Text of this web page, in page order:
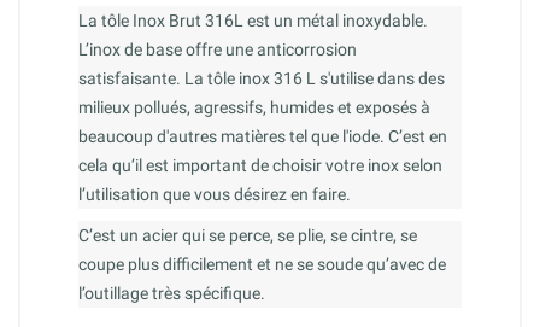
La tôle Inox Brut 316L est un métal inoxydable.
L’inox de base offre une anticorrosion
satisfaisante. La tôle inox 316 L s'utilise dans des
milieux pollués, agressifs, humides et exposés à
beaucoup d'autres matières tel que l'iode. C’est en
cela qu’il est important de choisir votre inox selon
l’utilisation que vous désirez en faire.
C’est un acier qui se perce, se plie, se cintre, se
coupe plus difficilement et ne se soude qu’avec de
l’outillage très spécifique.